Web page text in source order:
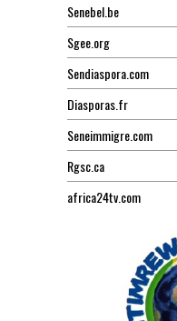
Senebel.be
Sgee.org
Sendiaspora.com
Diasporas.fr
Seneimmigre.com
Rgsc.ca
africa24tv.com